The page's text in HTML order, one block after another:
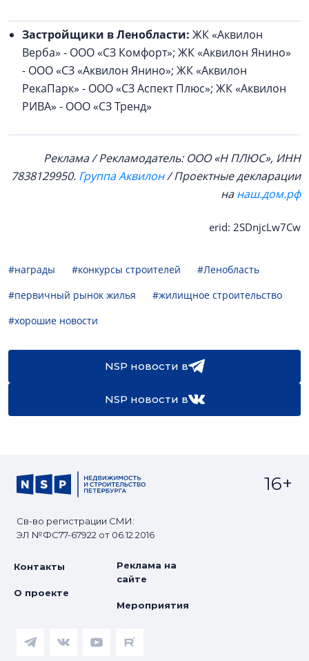
Застройщики в Ленобласти: ЖК «Аквилон
Верба» - ООО «СЗ Комфорт»; ЖК «Аквилон Янино»
- ООО «СЗ «Аквилон Янино»; ЖК «Аквилон
РекаПарк» - ООО «СЗ Аспект Плюс»; ЖК «Аквилон
РИВА» - ООО «СЗ Тренд»
Реклама / Рекламодатель: ООО «Н ПЛЮС», ИНН
7838129950. Группа Аквилон/ Проектные декларации
нанаш.дом.рф
erid: 2SDnjcLw7Cw
#награды #конкурсы строителей
#Ленобласть
#первичный рынок жилья
#жилищное строительство
#хорошие новости
NSP новости в
NSP новости в
Св-во регистрации СМИ:
ЭЛ №ФС77-67922 от 06.12.2016
16+
Контакты
О проекте
Реклама на
сайте
Мероприятия